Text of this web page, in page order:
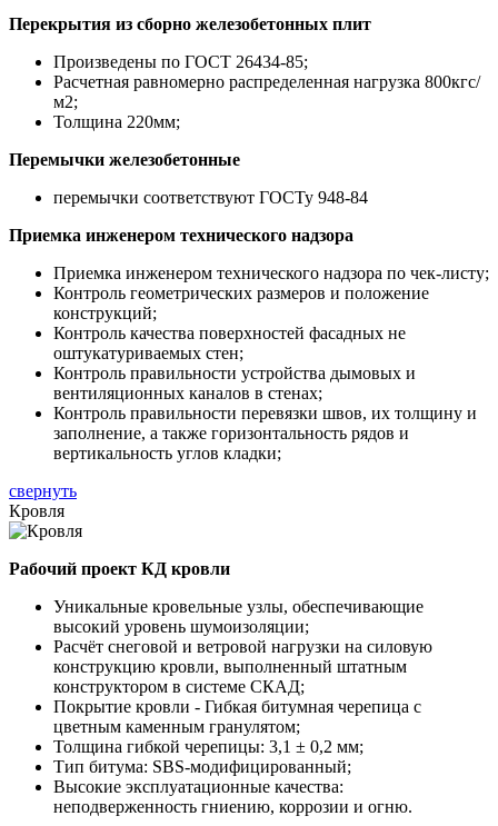
Перекрытия из сборно железобетонных плит
Произведены по ГОСТ 26434-85;
Расчетная равномерно распределенная нагрузка 800кгс/
м2;
Толщина 220мм;
Перемычки железобетонные
перемычки соответствуют ГОСТу 948-84
Приемка инженером технического надзора
Приемка инженером технического надзора по чек-листу;
Контроль геометрических размеров и положение
конструкций;
Контроль качества поверхностей фасадных не
оштукатуриваемых стен;
Контроль правильности устройства дымовых и
вентиляционных каналов в стенах;
Контроль правильности перевязки швов, их толщину и
заполнение, а также горизонтальность рядов и
вертикальность углов кладки;
свернуть
Кровля
Рабочий проект КД кровли
Уникальные кровельные узлы, обеспечивающие
высокий уровень шумоизоляции;
Расчёт снеговой и ветровой нагрузки на силовую
конструкцию кровли, выполненный штатным
конструктором в системе СКАД;
Покрытие кровли - Гибкая битумная черепица с
цветным каменным гранулятом;
Толщина гибкой черепицы: 3,1 ± 0,2 мм;
Тип битума: SBS-модифицированный;
Высокие эксплуатационные качества:
неподверженность гниению, коррозии и огню.